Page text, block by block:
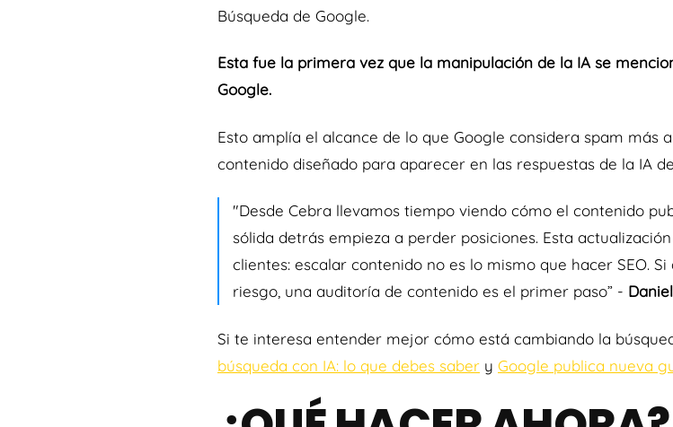
Búsqueda de Google.
Esta fue la primera vez que la manipulación de la IA se
Google.
Esto amplía el alcance de lo que Google considera spam más
contenido diseñado para aparecer en las respuestas de la IA
"Desde Cebra llevamos tiempo viendo cómo el contenido
sólida detrás empieza a perder posiciones. Esta
clientes: escalar contenido no es lo mismo que hacer SEO.
riesgo, una auditoría de contenido es el primer paso” -
Si te interesa entender mejor cómo está cambiando la
búsqueda con IA: lo que debes saber y Google publica nueva